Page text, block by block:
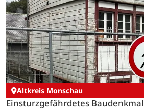
Altkreis Monschau
Einsturzgefährdetes Baudenkmal